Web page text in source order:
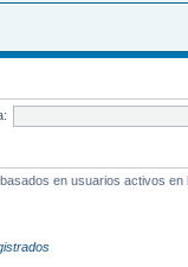
en usuarios activos en